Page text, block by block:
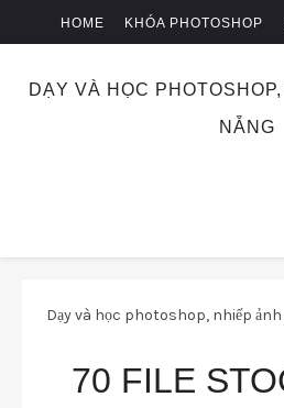
HOME KHÓA PHOTOSHOP
DẠY VÀ HỌC
NẴNG
Dạy và học photoshop, nhiếp ảnh
stock 70 file stock
70 FILE